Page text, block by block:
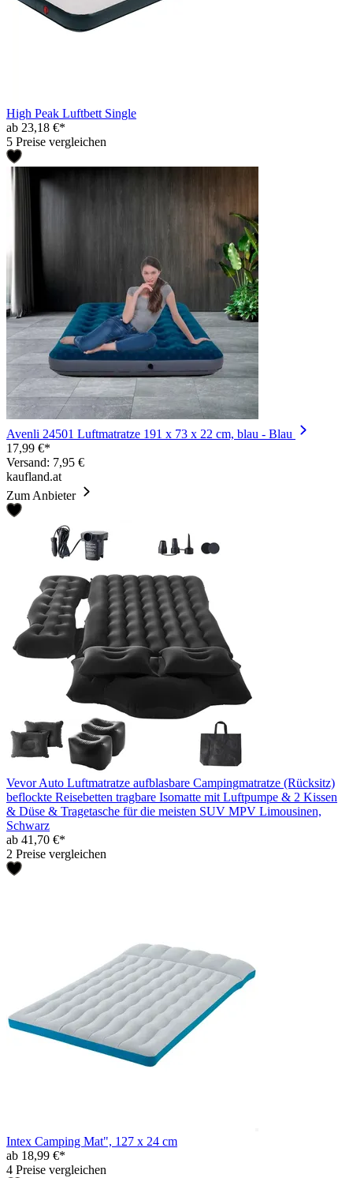
High Peak Luftbett Single
ab 23,18 €*
5 Preise vergleichen
Avenli 24501 Luftmatratze 191 x 73 x 22 cm, blau - Blau
17,99 €*
Versand: 7,95 €
kaufland.at
Zum Anbieter
Vevor Auto Luftmatratze aufblasbare Campingmatratze (Rücksitz)
beflockte Reisebetten tragbare Isomatte mit Luftpumpe & 2 Kissen
& Düse & Tragetasche für die meisten SUV MPV Limousinen,
Schwarz
ab 41,70 €*
2 Preise vergleichen
Intex Camping Mat", 127 x 24 cm
ab 18,99 €*
4 Preise vergleichen